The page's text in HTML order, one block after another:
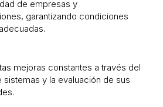
de empresas y
garantizando condiciones
mejoras constantes a través del
sistemas y la evaluación de sus